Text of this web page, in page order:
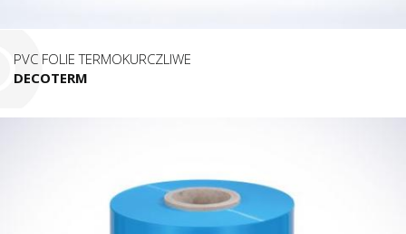
PVC FOLIE TERMOKURCZLIWE
DECOTERM